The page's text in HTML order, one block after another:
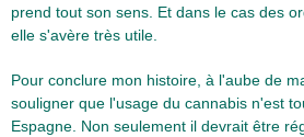
prend tout son sens. Et dans le cas des
elle s'avère très utile.
Pour conclure mon histoire, à l'aube de
souligner que l'usage du cannabis n'est
Espagne. Non seulement il devrait être